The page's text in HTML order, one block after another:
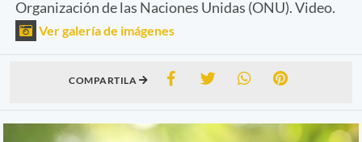
Organización de las Naciones Unidas (ONU). Video.
Ver galería de imágenes
COMPARTILA